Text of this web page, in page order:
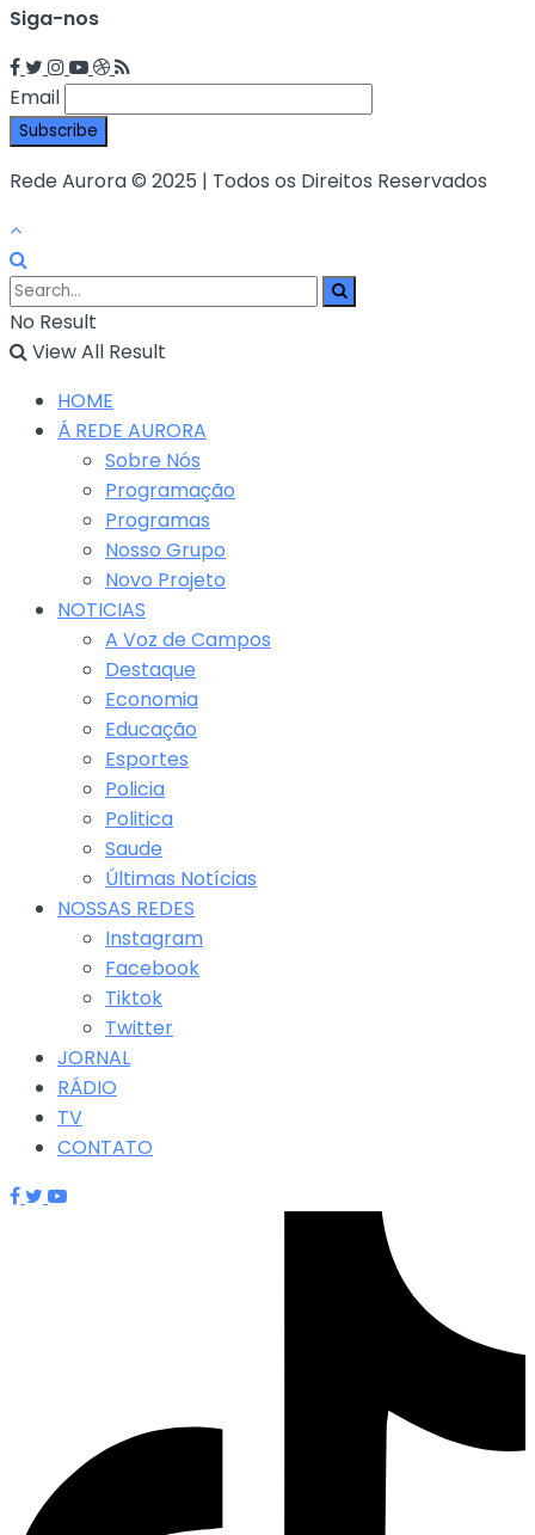
Siga-nos
Email
Rede Aurora © 2025 | Todos os Direitos Reservados
No Result
View All Result
HOME
Á REDE AURORA
Sobre Nós
Programação
Programas
Nosso Grupo
Novo Projeto
NOTICIAS
A Voz de Campos
Destaque
Economia
Educação
Esportes
Policia
Politica
Saude
Últimas Notícias
NOSSAS REDES
Instagram
Facebook
Tiktok
Twitter
JORNAL
RÁDIO
TV
CONTATO